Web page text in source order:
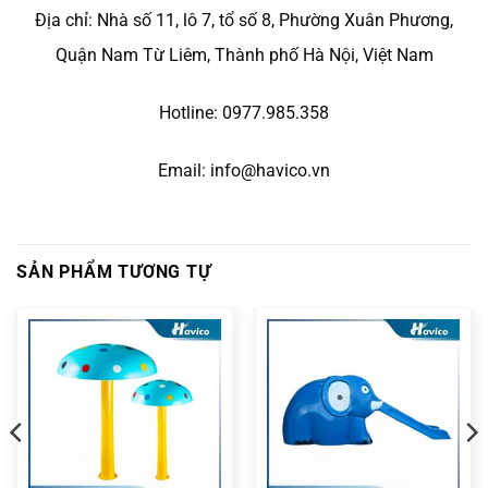
Địa chỉ: Nhà số 11, lô 7, tổ số 8, Phường Xuân Phương,
Quận Nam Từ Liêm, Thành phố Hà Nội, Việt Nam
Hotline: 0977.985.358
Email: info@havico.vn
SẢN PHẨM TƯƠNG TỰ